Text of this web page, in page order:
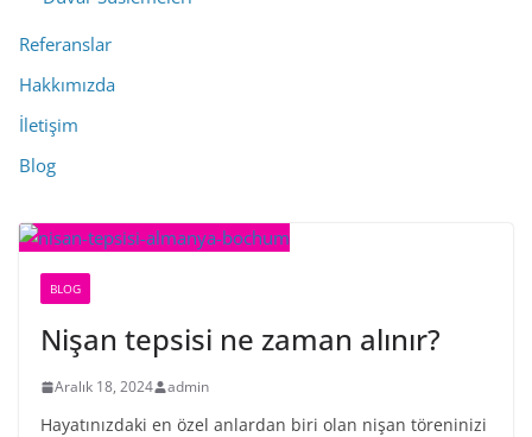
Referanslar
Hakkımızda
İletişim
Blog
BLOG
Nişan tepsisi ne zaman alınır?
Aralık 18, 2024 admin
Hayatınızdaki en özel anlardan biri olan nişan töreninizi